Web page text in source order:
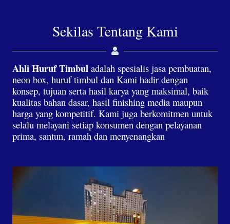
Sekilas Tentang Kami
Ahli Huruf Timbul adalah spesialis jasa pembuatan,
neon box, huruf timbul dan Kami hadir dengan
konsep, tujuan serta hasil karya yang maksimal, baik
kualitas bahan dasar, hasil finishing media maupun
harga yang kompetitif. Kami juga berkomitmen untuk
selalu melayani setiap konsumen dengan pelayanan
prima, santun, ramah dan menyenangkan